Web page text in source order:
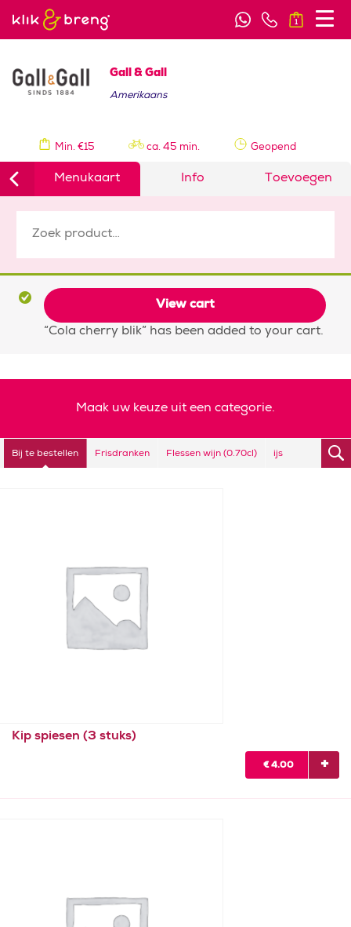
1
Gall & Gall
Amerikaans
Min. €15 ca. 45 min. Geopend
Menukaart Info Toevoegen
View cart
“Cola cherry blik” has been added to your cart.
Maak uw keuze uit een categorie.
Bij te bestellen Frisdranken Flessen wijn (0.70cl) ijs
Kip spiesen (3 stuks)
€4.00